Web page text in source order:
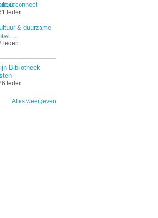
leden
& duurzame
leden
Bibliotheek
leden
Alles weergeven